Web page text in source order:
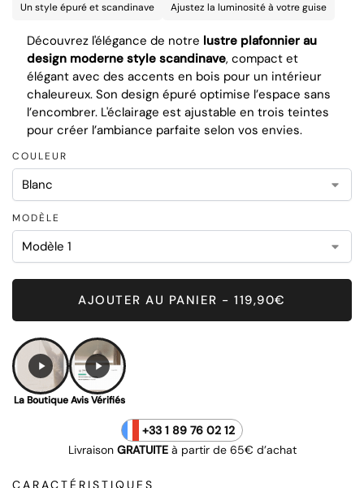
Un style épuré et scandinave
Ajustez la luminosité à votre guise
Découvrez l'élégance de notre lustre plafonnier au
design moderne style scandinave, compact et
élégant avec des accents en bois pour un intérieur
chaleureux. Son design épuré optimise l’espace sans
l’encombrer. L'éclairage est ajustable en trois teintes
pour créer l’ambiance parfaite selon vos envies.
COULEUR
MODÈLE
AJOUTER AU PANIER - 119,90€
La Boutique Avis Vérifiés
+33 1 89 76 02 12
Livraison GRATUITEà partir de 65€ d’achat
CARACTÉRISTIQUES